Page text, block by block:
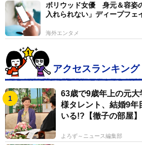
ボリウッド女優 身元＆容姿
入れられない」ディープフェ
海外エンタメ
アクセスランキング
63歳で9歳年上の元
様タレント、結婚9年
いる!?【徹子の部屋】
よろず～ニュース編集部